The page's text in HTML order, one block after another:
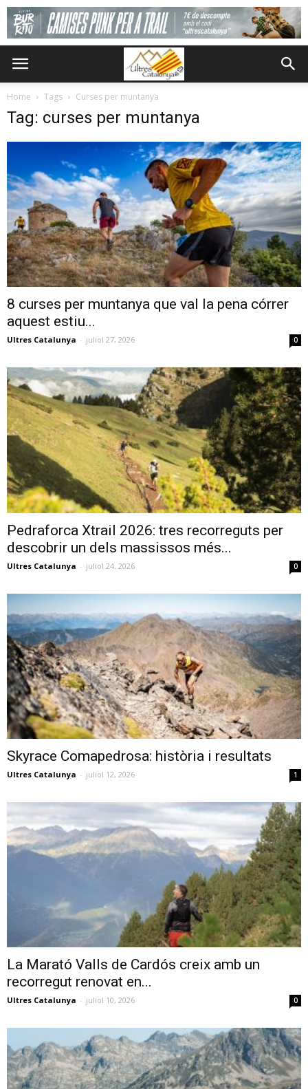
Home Tags Curses per muntanya
Tag: curses per muntanya
8 curses per muntanya que val la pena córrer
aquest estiu...
Ultres Catalunya - juliol 27, 2026 0
Pedraforca Xtrail 2026: tres recorreguts per
descobrir un dels massissos més...
Ultres Catalunya - juliol 24, 2026 0
Skyrace Comapedrosa: història i resultats
Ultres Catalunya - juliol 12, 2026 1
La Marató Valls de Cardós creix amb un
recorregut renovat en...
Ultres Catalunya - juliol 10, 2026 0